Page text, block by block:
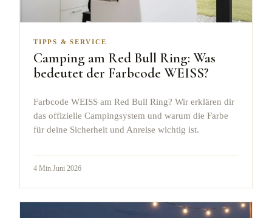
TIPPS & SERVICE
Camping am Red Bull Ring: Was
bedeutet der Farbcode WEISS?
Farbcode WEISS am Red Bull Ring? Wir erklären dir
das offizielle Campingsystem und warum die Farbe
für deine Sicherheit und Anreise wichtig ist.
4 Min.Juni 2026